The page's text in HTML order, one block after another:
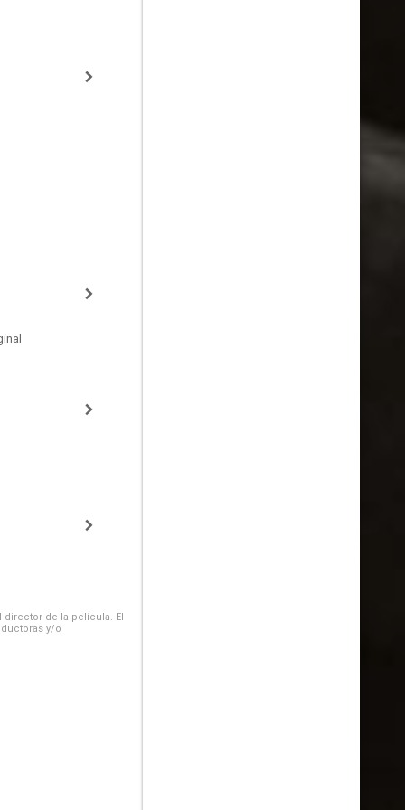
de la película. El
y/o